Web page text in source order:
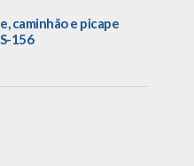
caminhão e picape
156